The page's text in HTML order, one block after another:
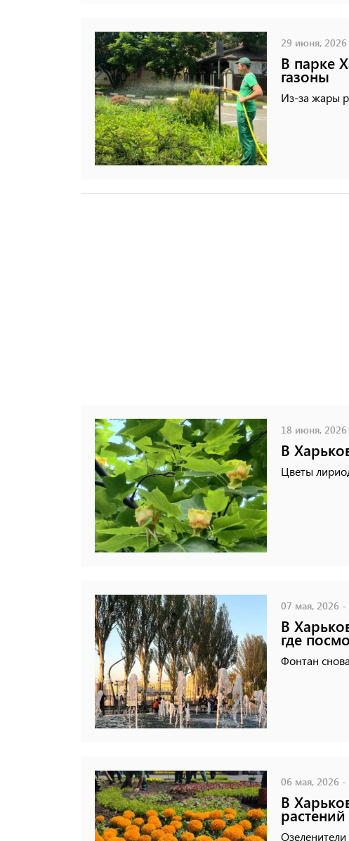
29 июня, 2026
В парке
газоны
Из-за жары
18 июня, 2026
В
Цветы
07 мая, 2026 -
В
где
Фонтан
06 мая, 2026 -
В
растений